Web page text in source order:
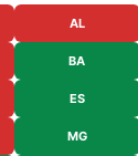
AL
BA
ES
MG